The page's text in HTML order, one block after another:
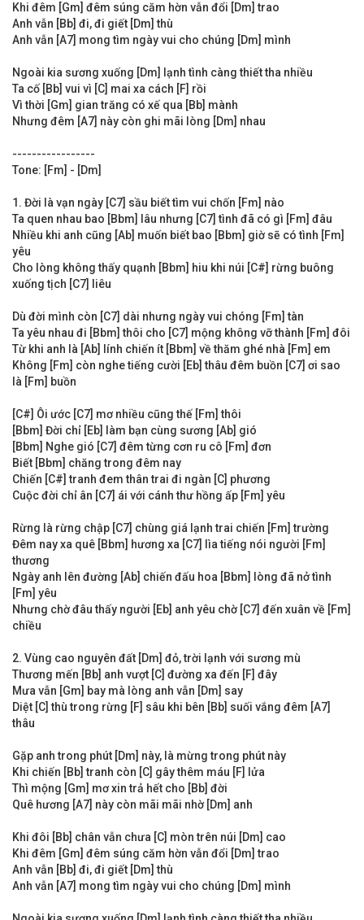
Khi đêm [Gm] đêm súng căm hờn vẫn đổi [Dm] trao
Anh vẫn [Bb] đi, đi giết [Dm] thù
Anh vẫn [A7] mong tìm ngày vui cho chúng [Dm] mình
Ngoài kia sương xuống [Dm] lạnh tình càng thiết tha nhiều
Ta cố [Bb] vui vì [C] mai xa cách [F] rồi
Vì thời [Gm] gian trăng có xế qua [Bb] mành
Nhưng đêm [A7] này còn ghi mãi lòng [Dm] nhau
-----------------
Tone: [Fm] - [Dm]
1. Đời là vạn ngày [C7] sầu biết tìm vui chốn [Fm] nào
Ta quen nhau bao [Bbm] lâu nhưng [C7] tình đã có gì [Fm] đâu
Nhiều khi anh cũng [Ab] muốn biết bao [Bbm] giờ sẽ có tình [Fm]
yêu
Cho lòng không thấy quạnh [Bbm] hiu khi núi [C#] rừng buông
xuống tịch [C7] liêu
Dù đời mình còn [C7] dài nhưng ngày vui chóng [Fm] tàn
Ta yêu nhau đi [Bbm] thôi cho [C7] mộng không vỡ thành [Fm] đôi
Từ khi anh là [Ab] lính chiến ít [Bbm] về thăm ghé nhà [Fm] em
Không [Fm] còn nghe tiếng cười [Eb] thâu đêm buồn [C7] ơi sao
là [Fm] buồn
[C#] Ôi ước [C7] mơ nhiều cũng thế [Fm] thôi
[Bbm] Đời chỉ [Eb] làm bạn cùng sương [Ab] gió
[Bbm] Nghe gió [C7] đêm từng cơn ru cô [Fm] đơn
Biết [Bbm] chăng trong đêm nay
Chiến [C#] tranh đem thân trai đi ngàn [C] phương
Cuộc đời chỉ ân [C7] ái với cánh thư hồng ấp [Fm] yêu
Rừng là rừng chập [C7] chùng giá lạnh trai chiến [Fm] trường
Đêm nay xa quê [Bbm] hương xa [C7] lìa tiếng nói người [Fm]
thương
Ngày anh lên đường [Ab] chiến đấu hoa [Bbm] lòng đã nở tình
[Fm] yêu
Nhưng chờ đâu thấy người [Eb] anh yêu chờ [C7] đến xuân về [Fm]
chiều
2. Vùng cao nguyên đất [Dm] đỏ, trời lạnh với sương mù
Thương mến [Bb] anh vượt [C] đường xa đến [F] đây
Mưa vẫn [Gm] bay mà lòng anh vẫn [Dm] say
Diệt [C] thù trong rừng [F] sâu khi bên [Bb] suối vắng đêm [A7]
thâu
Gặp anh trong phút [Dm] này, là mừng trong phút này
Khi chiến [Bb] tranh còn [C] gây thêm máu [F] lửa
Thì mộng [Gm] mơ xin trả hết cho [Bb] đời
Quê hương [A7] này còn mãi mãi nhờ [Dm] anh
Khi đôi [Bb] chân vẫn chưa [C] mòn trên núi [Dm] cao
Khi đêm [Gm] đêm súng căm hờn vẫn đổi [Dm] trao
Anh vẫn [Bb] đi, đi giết [Dm] thù
Anh vẫn [A7] mong tìm ngày vui cho chúng [Dm] mình